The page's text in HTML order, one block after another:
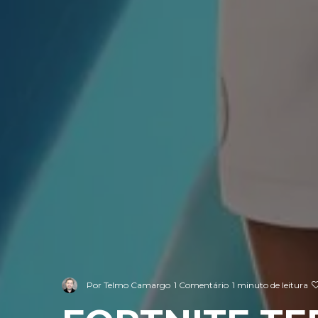
Por Telmo Camargo 1 Comentário 1 minuto de leitura